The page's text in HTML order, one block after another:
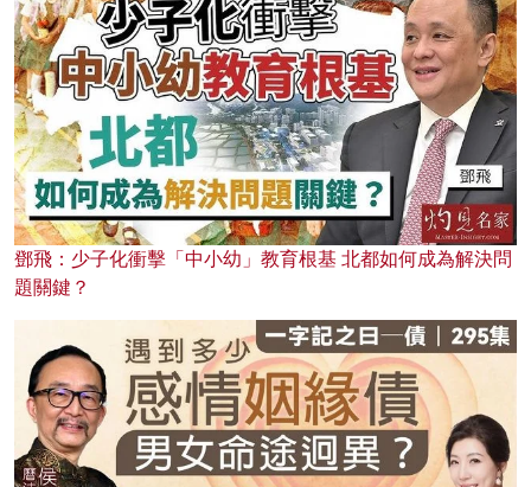
鄧飛：少子化衝擊「中小幼」教育根基 北都如何成為解決問
題關鍵？